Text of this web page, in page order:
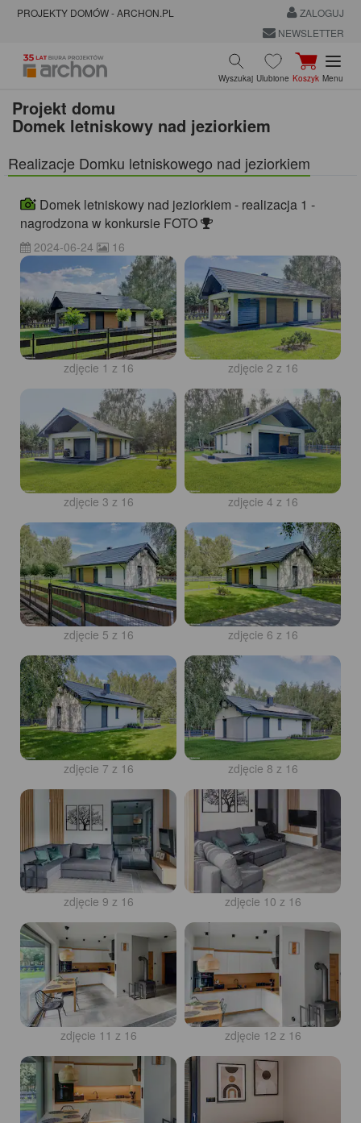
PROJEKTY DOMÓW - ARCHON.PL
ZALOGUJ
NEWSLETTER
Wyszukaj Ulubione Koszyk Menu
Projekt domu
Domek letniskowy nad jeziorkiem
Realizacje Domku letniskowego nad jeziorkiem
Domek letniskowy nad jeziorkiem - realizacja 1 -
nagrodzona w konkursie FOTO
2024-06-24 16
zdjęcie 1 z 16 zdjęcie 2 z 16
zdjęcie 3 z 16 zdjęcie 4 z 16
zdjęcie 5 z 16 zdjęcie 6 z 16
zdjęcie 7 z 16 zdjęcie 8 z 16
zdjęcie 9 z 16 zdjęcie 10 z 16
zdjęcie 11 z 16 zdjęcie 12 z 16